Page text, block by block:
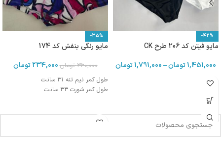
-42%
مایو فیتن کد 206 طرح CK
1,451,000تومان–
1,791,000تومان
-35%
مایو رنگی بنفش کد 174
360,000 تومان234,000 تومان
طول کمر نیم تنه ۳۱ سانت
طول کمر شورت ۳۳ سانت